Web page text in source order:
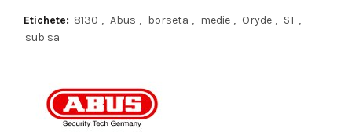
Etichete: 8130 , Abus , borseta , medie , Oryde , ST ,
sub sa